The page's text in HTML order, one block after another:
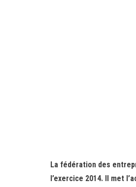
La fédération des
l’exercice 2014. Il met